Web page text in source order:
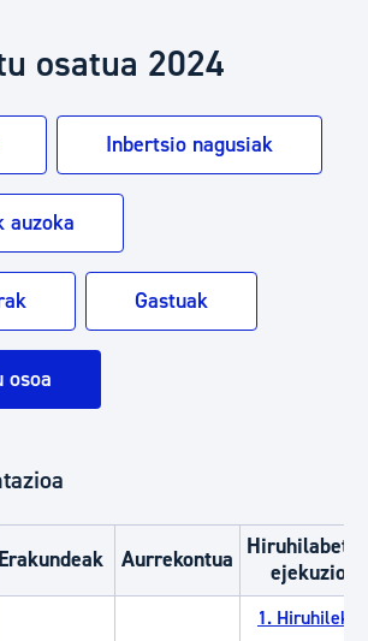
osatua 2024
Inbertsio nagusiak
auzoka
Gastuak
osoa
Erakundeak Aurrekontua
ejekuzioa
1. Hiruhilekoa